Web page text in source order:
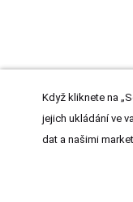
Když kliknete na
jejich ukládání ve
dat a našimi